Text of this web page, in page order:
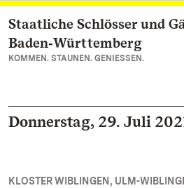
Zum Hauptinhalt springen
Staatliche Schlösser und
Baden‑Württemberg
KOMMEN. STAUNEN. GENIESSEN.
Donnerstag, 29. Juli
KLOSTER WIBLINGEN, ULM-